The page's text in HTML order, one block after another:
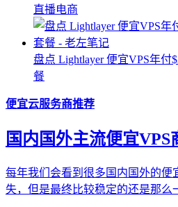
直播电商
盘点 Lightlayer 便宜VPS年付
餐
便宜云服务商推荐
国内国外主流便宜VPS
每年我们会看到很多国内国外的便
失，但是最终比较稳定的还是那么